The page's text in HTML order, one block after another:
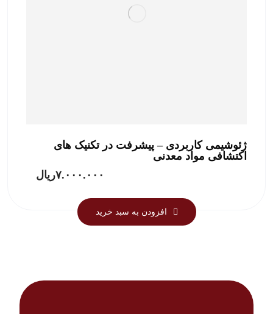
ژئوشیمی کاربردی – پیشرفت در تکنیک های
اکتشافی مواد معدنی
۷.۰۰۰.۰۰۰ریال
افزودن به سبد خرید